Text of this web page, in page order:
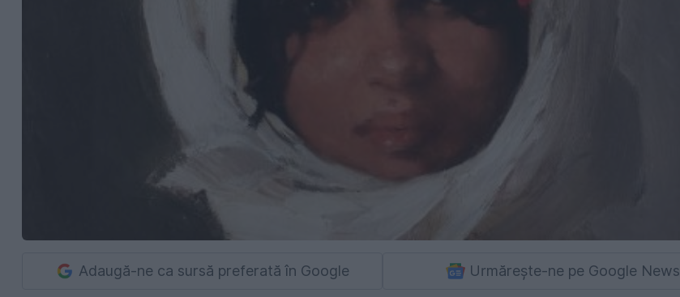
Adaugă-ne ca sursă preferată în Google Urmărește-ne pe Google News